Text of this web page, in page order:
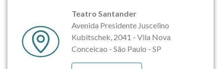
Teatro Santander
Avenida Presidente Juscelino
Kubitschek, 2041 - Vila Nova
Conceicao - São Paulo - SP